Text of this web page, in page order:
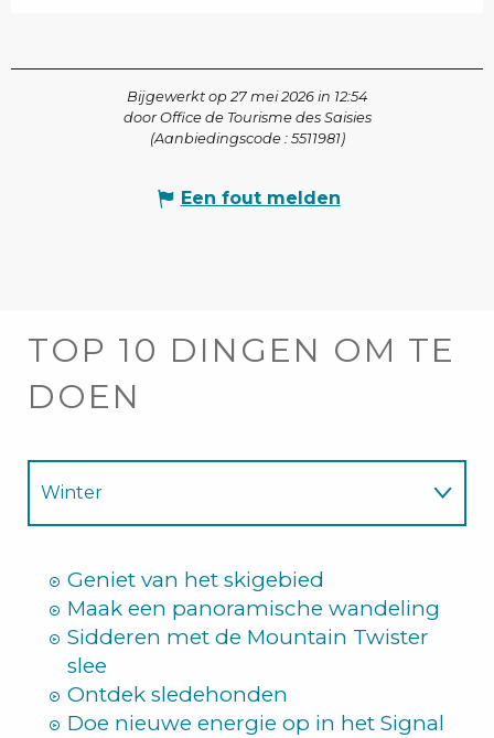
Bijgewerkt op 27 mei 2026 in 12:54
door Office de Tourisme des Saisies
(Aanbiedingscode : 5511981)
Een fout melden
TOP 10 DINGEN OM TE
DOEN
Winter
Geniet van het skigebied
Maak een panoramische wandeling
Sidderen met de Mountain Twister
slee
Ontdek sledehonden
Doe nieuwe energie op in het Signal